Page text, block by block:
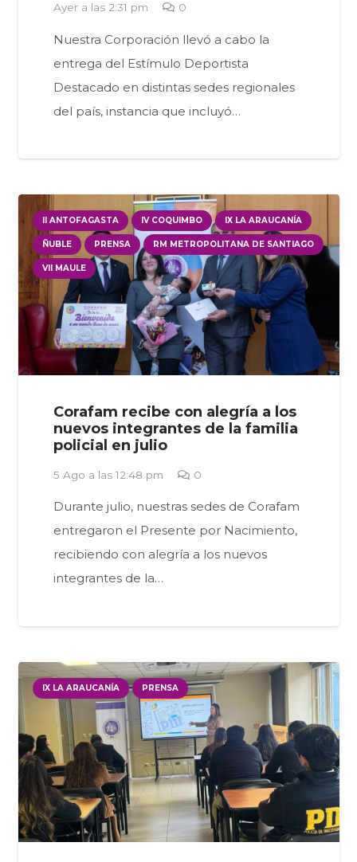
Ayer a las 2:31 pm 0
Nuestra Corporación llevó a cabo la
entrega del Estímulo Deportista
Destacado en distintas sedes regionales
del país, instancia que incluyó…
II ANTOFAGASTA IV COQUIMBO IX LA ARAUCANÍA
ÑUBLE PRENSA RM METROPOLITANA DE SANTIAGO
VII MAULE
Corafam recibe con alegría a los
nuevos integrantes de la familia
policial en julio
5 Ago a las 12:48 pm 0
Durante julio, nuestras sedes de Corafam
entregaron el Presente por Nacimiento,
recibiendo con alegría a los nuevos
integrantes de la…
IX LA ARAUCANÍA PRENSA